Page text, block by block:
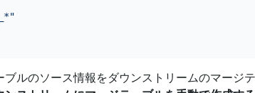
ルのソース情報をダウンストリームのマージ